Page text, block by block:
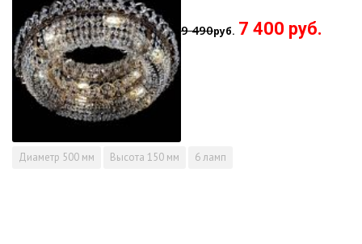
9 490руб. 7 400 руб.
Диаметр 500 мм Высота 150 мм 6 ламп